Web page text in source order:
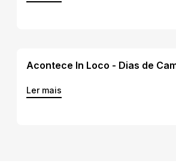
Acontece In Loco - Dias de
Ler mais